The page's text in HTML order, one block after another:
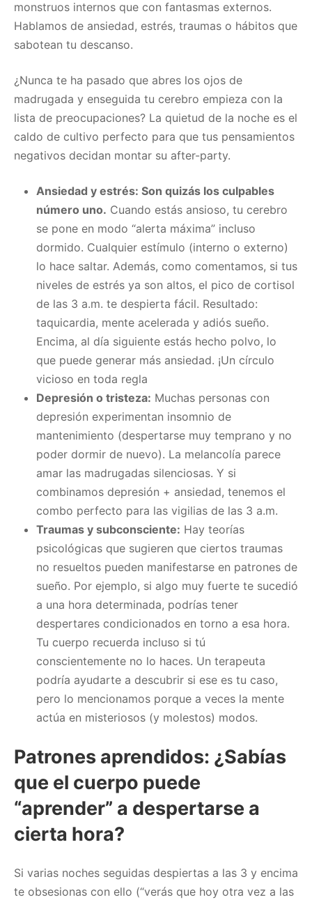
monstruos internos que con fantasmas externos.
Hablamos de ansiedad, estrés, traumas o hábitos que
sabotean tu descanso.
¿Nunca te ha pasado que abres los ojos de
madrugada y enseguida tu cerebro empieza con la
lista de preocupaciones? La quietud de la noche es el
caldo de cultivo perfecto para que tus pensamientos
negativos decidan montar su after-party.
Ansiedad y estrés: Son quizás los culpables
número uno. Cuando estás ansioso, tu cerebro
se pone en modo “alerta máxima” incluso
dormido. Cualquier estímulo (interno o externo)
lo hace saltar. Además, como comentamos, si tus
niveles de estrés ya son altos, el pico de cortisol
de las 3 a.m. te despierta fácil. Resultado:
taquicardia, mente acelerada y adiós sueño.
Encima, al día siguiente estás hecho polvo, lo
que puede generar más ansiedad. ¡Un círculo
vicioso en toda regla
Depresión o tristeza: Muchas personas con
depresión experimentan insomnio de
mantenimiento (despertarse muy temprano y no
poder dormir de nuevo). La melancolía parece
amar las madrugadas silenciosas. Y si
combinamos depresión + ansiedad, tenemos el
combo perfecto para las vigilias de las 3 a.m.
Traumas y subconsciente: Hay teorías
psicológicas que sugieren que ciertos traumas
no resueltos pueden manifestarse en patrones de
sueño. Por ejemplo, si algo muy fuerte te sucedió
a una hora determinada, podrías tener
despertares condicionados en torno a esa hora.
Tu cuerpo recuerda incluso si tú
conscientemente no lo haces. Un terapeuta
podría ayudarte a descubrir si ese es tu caso,
pero lo mencionamos porque a veces la mente
actúa en misteriosos (y molestos) modos.
Patrones aprendidos: ¿Sabías
que el cuerpo puede
“aprender” a despertarse a
cierta hora?
Si varias noches seguidas despiertas a las 3 y encima
te obsesionas con ello (“verás que hoy otra vez a las